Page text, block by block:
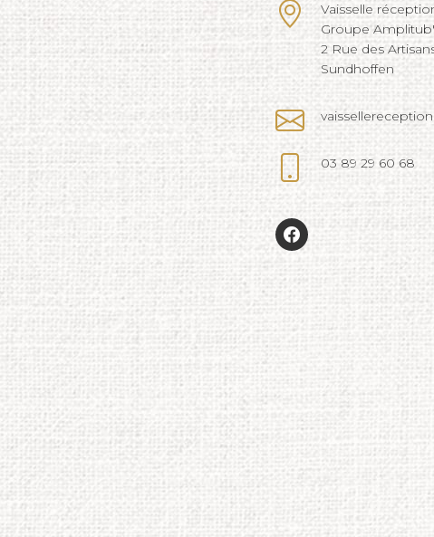
Vaisselle
Groupe
2 Rue des
Sundhoffen
03 89 29 60 68